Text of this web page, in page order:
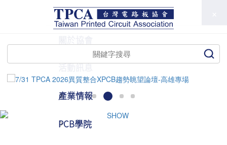
TPCA
活動訊息
產業情報
PCB學院